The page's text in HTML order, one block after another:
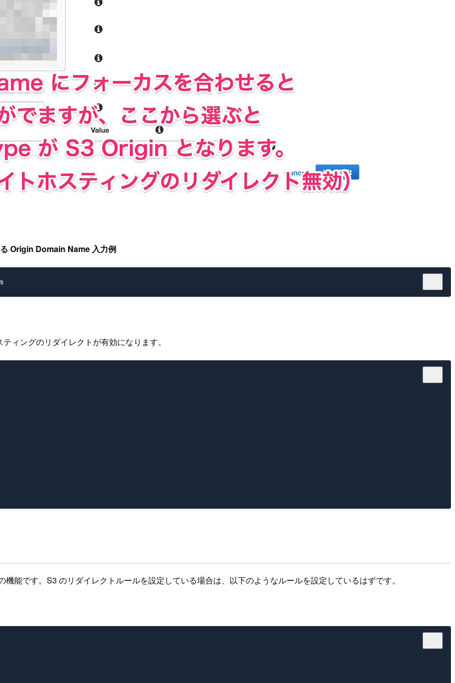
Origin Domain Name 入力例
ィングのリダイレクトが有効になります。
能です。S3 のリダイレクトルールを設定している場合は、以下のようなルールを設定しているはずです。